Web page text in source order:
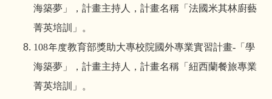
海築夢」，計畫主持人，計畫名稱「法國米其林廚藝
菁英培訓」。
108年度教育部獎助大專校院國外專業實習計畫- 「學
海築夢」，計畫主持人，計畫名稱「紐西蘭餐旅專業
菁英培訓」。